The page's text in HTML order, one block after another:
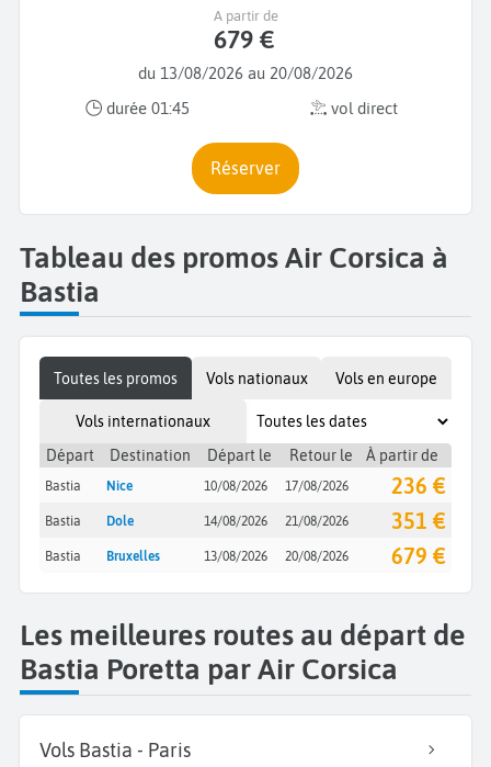
du 13/08/2026 au 20/08/2026
durée 01:45
vol direct
A partir de
679 €
Réserver
Tableau des promos Air Corsica à
Bastia
Toutes les promos Vols nationaux Vols en europe
Vols internationaux
Départ
Destination Départ le Retour le À partir de
Bastia Nice 10/08/2026 17/08/2026 236 €
Bastia Dole 14/08/2026 21/08/2026 351 €
Bastia Bruxelles 13/08/2026 20/08/2026 679 €
Les meilleures routes au départ de
Bastia Poretta par Air Corsica
Vols Bastia - Paris